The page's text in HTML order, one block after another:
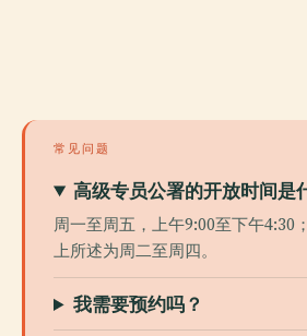
常见问题
高级专员公署的开放时间是
周一至周五，上午9:00至下午4:30
上所述为周二至周四。
我需要预约吗？